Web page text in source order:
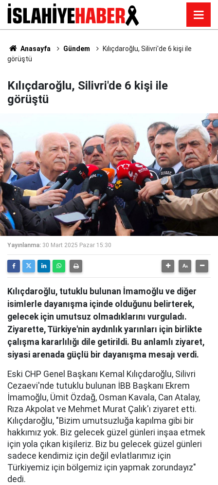
Anasayfa Gündem
Kılıçdaroğlu, Silivri'de 6 kişi ile
görüştü
Kılıçdaroğlu, Silivri'de 6 kişi ile
görüştü
Yayınlanma: 30 Mart 2025 Pazar 15:30
Kılıçdaroğlu, tutuklu bulunan İmamoğlu ve diğer
isimlerle dayanışma içinde olduğunu belirterek,
gelecek için umutsuz olmadıklarını vurguladı.
Ziyarette, Türkiye'nin aydınlık yarınları için birlikte
çalışma kararlılığı dile getirildi. Bu anlamlı ziyaret,
siyasi arenada güçlü bir dayanışma mesajı verdi.
Eski CHP Genel Başkanı Kemal Kılıçdaroğlu, Silivri
Cezaevi'nde tutuklu bulunan İBB Başkanı Ekrem
İmamoğlu, Ümit Özdağ, Osman Kavala, Can Atalay,
Rıza Akpolat ve Mehmet Murat Çalık'ı ziyaret etti.
Kılıçdaroğlu, "Bizim umutsuzluğa kapılma gibi bir
hakkımız yok. Biz gelecek güzel günleri inşaa etmek
için yola çıkan kişileriz. Biz bu gelecek güzel günleri
sadece kendimiz için değil evlatlarımız için
Türkiyemiz için bölgemiz için yapmak zorundayız"
dedi.